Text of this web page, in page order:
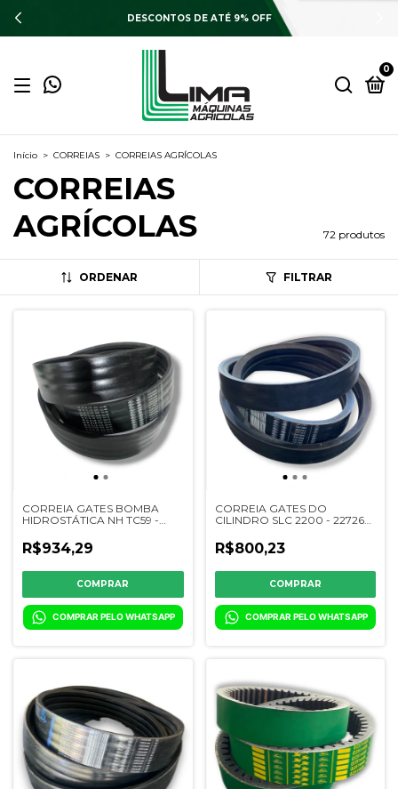
DESCONTOS DE ATÉ 9% OFF
0
Início > CORREIAS > CORREIAS AGRÍCOLAS
CORREIAS
AGRÍCOLAS
72 produtos
ORDENAR FILTRAR
CORREIA GATES BOMBA
HIDROSTÁTICA NH TC59 -
R$934,29
COMPRAR PELO WHATSAPP
CORREIA GATES DO
CILINDRO SLC 2200 - 227262
R$800,23
COMPRAR PELO WHATSAPP